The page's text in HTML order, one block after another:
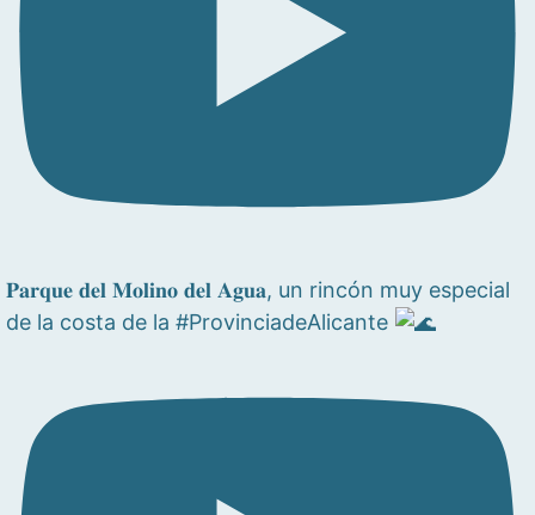
𝐏𝐚𝐫𝐪𝐮𝐞 𝐝𝐞𝐥 𝐌𝐨𝐥𝐢𝐧𝐨 𝐝𝐞𝐥 𝐀𝐠𝐮𝐚, un rincón muy especial
de la costa de la #ProvinciadeAlicante